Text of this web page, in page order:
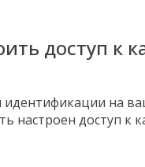
доступ к
идентификации на
настроен доступ к